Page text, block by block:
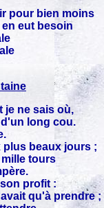
pour bien moins
eut besoin
je ne sais où,
long cou.
beaux jours ;
mille tours
profit :
qu'à prendre ;